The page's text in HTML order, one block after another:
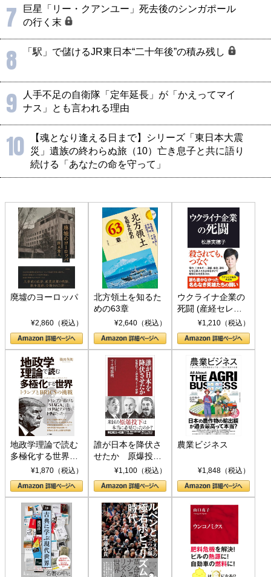
7
巨星「リー・クアンユー」死去後のシンガポール
の行く末
8 「駅」で儲けるJR東日本“二十年後”の積み残し
9
人手不足の自衛隊「定年延長」が「かえってマイ
ナス」とも言われる理由
10
【魂となり逢える日まで】シリーズ「東日本大震
災」遺族の終わらぬ旅（10）亡き息子と共に語り
続ける「あなたの命を守って」
廃墟のヨーロッパ
¥2,860（税込）
北方領土を知るた
めの63章
¥2,640（税込）
ウクライナ企業の
死闘 (産経セレク
ト S 039)¥1,210（税込）
地政学理論で読む
多極化する世界：
トランプとBRICS
の挑戦
¥1,870（税込）
誰が日本を降伏さ
せたか 原爆投
下、ソ連参戦、そ
して聖断 (PHP新
書)
¥1,100（税込）
農業ビジネス
¥1,848（税込）